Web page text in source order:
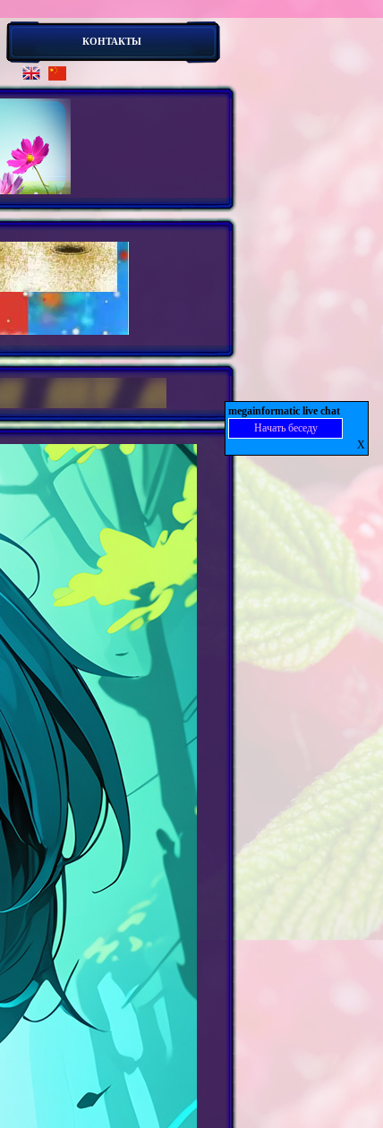
КОНТАКТЫ
megainformatic live chat
Начать беседу
X